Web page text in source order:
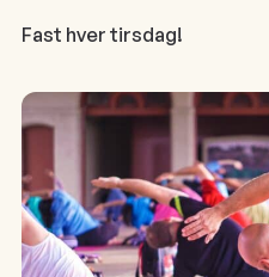
Fast hver tirsdag!